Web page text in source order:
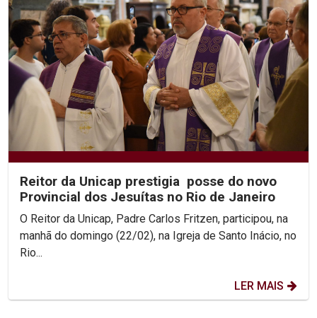
Reitor da Unicap prestigia posse do novo
Provincial dos Jesuítas no Rio de Janeiro
O Reitor da Unicap, Padre Carlos Fritzen, participou, na
manhã do domingo (22/02), na Igreja de Santo Inácio, no
Rio...
LER MAIS